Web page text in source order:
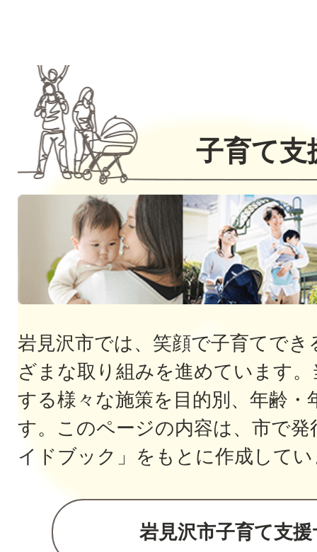
2026年08月01日
イベント・募集
2026年07月31日
市長の主な日々の公務を紹介
更新しました
新着情報
子育て支
岩見沢市では、笑顔で子育てで
ざまな取り組みを進めています
する様々な施策を目的別、年齢
す。このページの内容は、市で
イドブック」をもとに作成して
岩見沢市子育て支